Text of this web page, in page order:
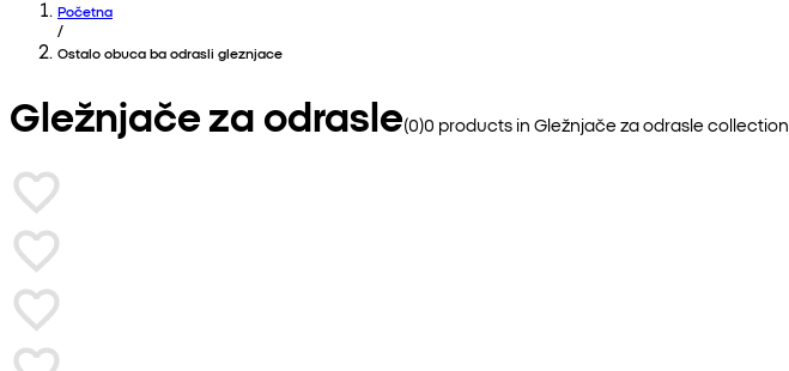
Početna
/
Ostalo obuca ba odrasli gleznjace
Gležnjače za odrasle(0)0 products in Gležnjače za odraslecollection